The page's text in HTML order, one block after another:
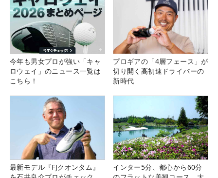
今年も男女プロが強い「キャ
ロウェイ」のニュース一覧は
こちら！
プロギアの「4層フェース」が
切り開く高初速ドライバーの
新時代
最新モデル『FJクオンタム』
インター5分、都心から60分